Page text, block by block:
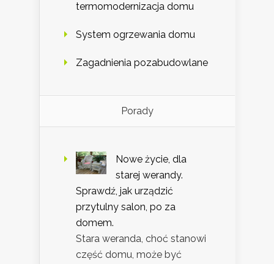
termomodernizacja domu
System ogrzewania domu
Zagadnienia pozabudowlane
Porady
Nowe życie, dla
starej werandy.
Sprawdź, jak urządzić
przytulny salon, po za
domem.
Stara weranda, choć stanowi
część domu, może być